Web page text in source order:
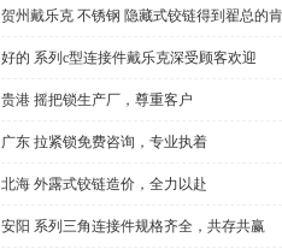
贺州戴乐克 不锈钢 隐藏式铰链得到翟总的
好的 系列c型连接件戴乐克深受顾客欢迎
贵港 摇把锁生产厂，尊重客户
广东 拉紧锁免费咨询，专业执着
北海 外露式铰链造价，全力以赴
安阳 系列三角连接件规格齐全，共存共赢